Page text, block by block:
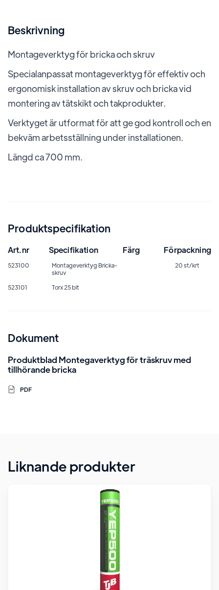
Beskrivning
Montageverktyg för bricka och skruv
Specialanpassat montageverktyg för effektiv och
ergonomisk installation av skruv och bricka vid
montering av tätskikt och takprodukter.
Verktyget är utformat för att ge god kontroll och en
bekväm arbetsställning under installationen.
Längd ca 700 mm.
Produktspecifikation
Art.nr Specifikation Färg Förpackning
523100
Montageverktyg Bricka-
skruv
20 st/krt
523101 Torx 25 bit
Dokument
Produktblad Montegaverktyg för träskruv med
tillhörande bricka
PDF
Liknande produkter